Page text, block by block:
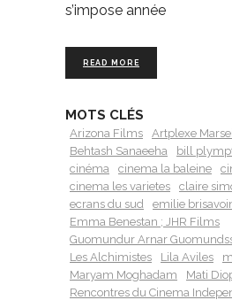
s’impose année
READ MORE
MOTS CLÉS
Arizona Films
Artplexe
Behtash Sanaeeha
bill
cinéma
cinema la baleine
cinema les varietes
claire
ecrans du sud
emilie
Emma Benestan ; JHR Films
Guomundur Arnar
Les Alchimistes
Lila Aviles
Maryam Moghadam
Mati
Rencontres du Cinema